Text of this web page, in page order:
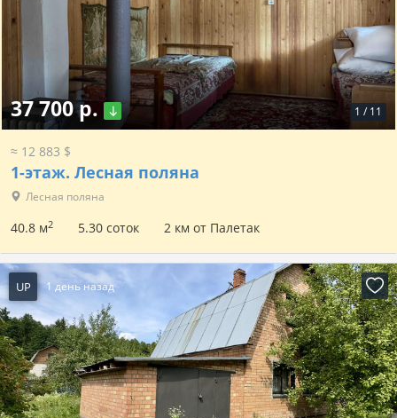
1 / 11
37 700 р.
≈ 12 883 $
1-этаж. Лесная поляна
Лесная поляна
40.8 м2 5.30 соток 2 км от Палетак
UP 1 день назад